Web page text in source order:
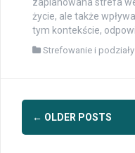
życie, ale także
tym kontekście,
Strefowanie i podziały
Posts
navigation
← OLDER POSTS